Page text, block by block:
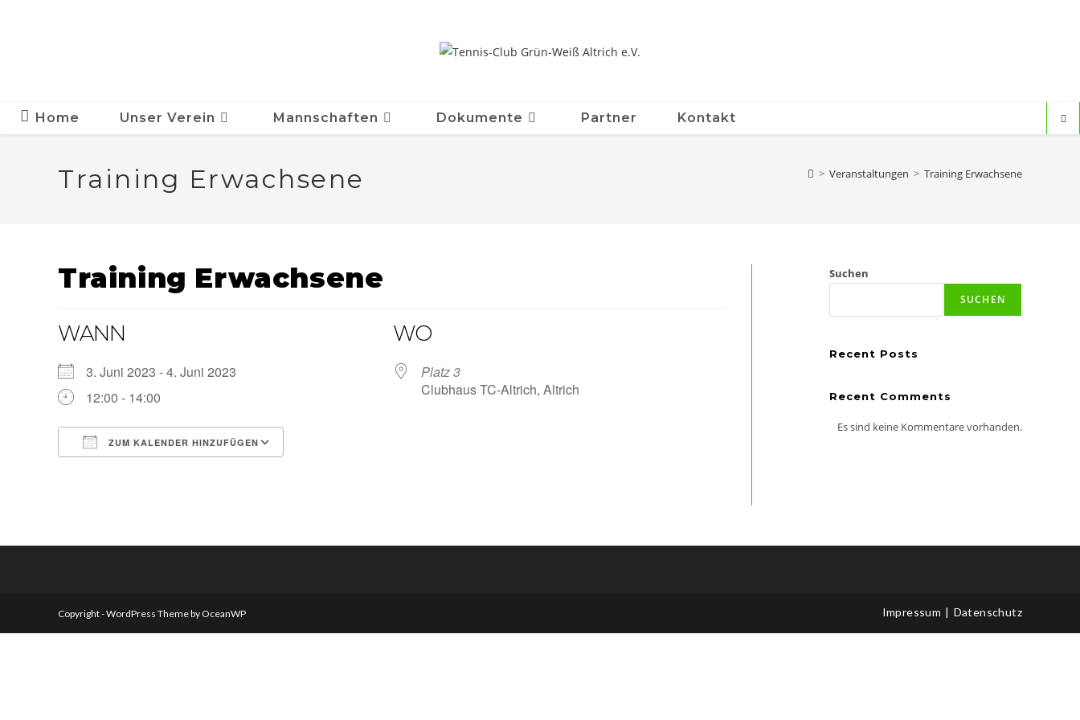
Home Unser Verein Mannschaften Dokumente Partner Kontakt
Training Erwachsene > Veranstaltungen > Training Erwachsene
Training Erwachsene
WANN
3. Juni 2023 - 4. Juni 2023
12:00 - 14:00
ZUM KALENDER HINZUFÜGEN
WO
Platz 3
Clubhaus TC-Altrich, Altrich
Suchen
SUCHEN
Recent Posts
Recent Comments
Es sind keine Kommentare vorhanden.
Impressum Datenschutz
Copyright - WordPress Theme by OceanWP